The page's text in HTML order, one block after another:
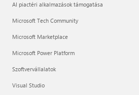
AI piactéri alkalmazások támogatása
Microsoft Tech Community
Microsoft Marketplace
Microsoft Power Platform
Szoftvervállalatok
Visual Studio